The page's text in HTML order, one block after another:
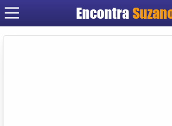
Encontra
Cadastrar